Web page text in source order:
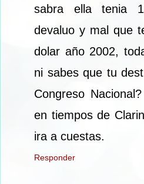
sabra ella tenia
devaluo y mal que
dolar año 2002,
ni sabes que tu
Congreso
en tiempos de
ira a cuestas.
Responder